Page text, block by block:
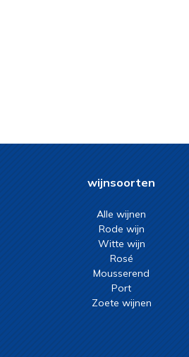
wijnsoorten
Alle wijnen
Rode wijn
Witte wijn
Rosé
Mousserend
Port
Zoete wijnen